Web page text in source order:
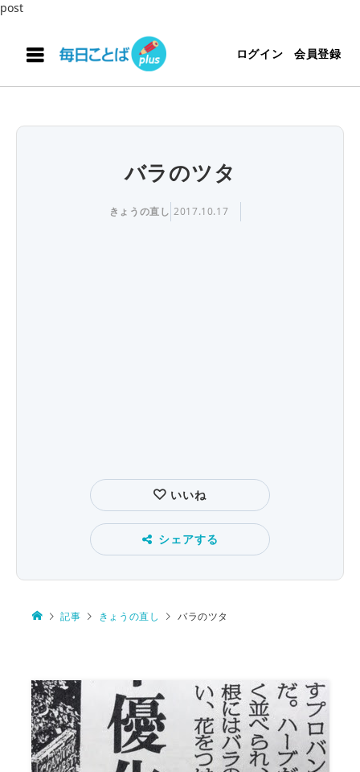
post
ログイン 会員登録
バラのツタ
きょうの直し 2017.10.17
いいね
シェアする
記事 きょうの直し バラのツタ